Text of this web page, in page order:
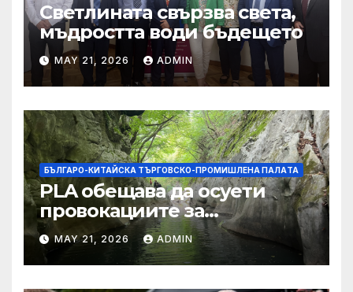
Светлината свързва света,
мъдростта води бъдещето
MAY 21, 2026 ADMIN
БЪЛГАРО-КИТАЙСКА ТЪРГОВСКО-ПРОМИШЛЕНА ПАЛAТА
PLA обещава да осуети
провокациите за
„независимост на Тайван“.
MAY 21, 2026 ADMIN